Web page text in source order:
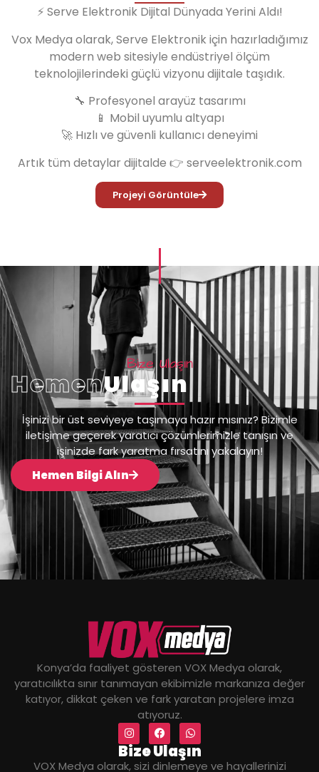
⚡ Serve Elektronik Dijital Dünyada Yerini Aldı!
Vox Medya olarak, Serve Elektronik için hazırladığımız
modern web sitesiyle endüstriyel ölçüm
teknolojilerindeki güçlü vizyonu dijitale taşıdık.
🔧 Profesyonel arayüz tasarımı
📱 Mobil uyumlu altyapı
🚀 Hızlı ve güvenli kullanıcı deneyimi
Artık tüm detaylar dijitalde 👉 serveelektronik.com
Projeyi Görüntüle
Bize Ulaşın
HemenUlaşın
İşinizi bir üst seviyeye taşımaya hazır mısınız? Bizimle
iletişime geçerek yaratıcı çözümlerimizle tanışın ve
işinizde fark yaratma fırsatını yakalayın!
Hemen Bilgi Alın
Konya’da faaliyet gösteren VOX Medya olarak,
yaratıcılıkta sınır tanımayan ekibimizle markanıza değer
katıyor, dikkat çeken ve fark yaratan projelere imza
atıyoruz.
Bize Ulaşın
VOX Medya olarak, sizi dinlemeye ve hayallerinizi